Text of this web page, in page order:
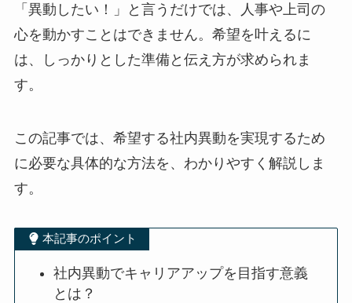
「異動したい！」と言うだけでは、人事や上司の
心を動かすことはできません。希望を叶えるに
は、しっかりとした準備と伝え方が求められま
す。
この記事では、希望する社内異動を実現するため
に必要な具体的な方法を、わかりやすく解説しま
す。
本記事のポイント
社内異動でキャリアアップを目指す意義
とは？